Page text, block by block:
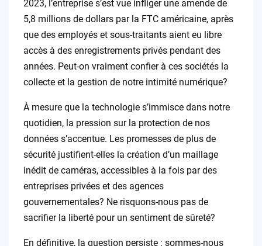
2023, l’entreprise s’est vue infliger une amende de
5,8 millions de dollars par la FTC américaine, après
que des employés et sous-traitants aient eu libre
accès à des enregistrements privés pendant des
années. Peut-on vraiment confier à ces sociétés la
collecte et la gestion de notre intimité numérique?
À mesure que la technologie s’immisce dans notre
quotidien, la pression sur la protection de nos
données s’accentue. Les promesses de plus de
sécurité justifient-elles la création d’un maillage
inédit de caméras, accessibles à la fois par des
entreprises privées et des agences
gouvernementales? Ne risquons-nous pas de
sacrifier la liberté pour un sentiment de sûreté?
En définitive, la question persiste : sommes-nous